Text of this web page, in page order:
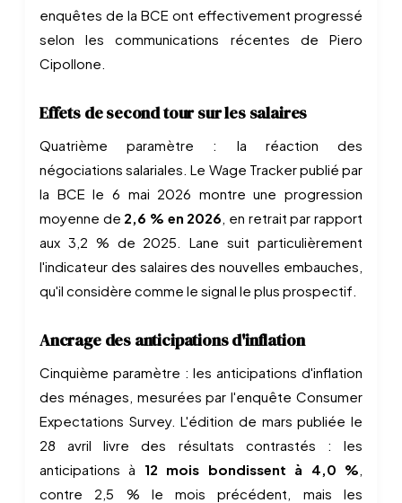
enquêtes de la BCE ont effectivement progressé
selon les communications récentes de Piero
Cipollone.
Effets de second tour sur les salaires
Quatrième paramètre : la réaction des
négociations salariales. Le Wage Tracker publié par
la BCE le 6 mai 2026 montre une progression
moyenne de 2,6 % en 2026, en retrait par rapport
aux 3,2 % de 2025. Lane suit particulièrement
l'indicateur des salaires des nouvelles embauches,
qu'il considère comme le signal le plus prospectif.
Ancrage des anticipations d'inflation
Cinquième paramètre : les anticipations d'inflation
des ménages, mesurées par l'enquête Consumer
Expectations Survey. L'édition de mars publiée le
28 avril livre des résultats contrastés : les
anticipations à 12 mois bondissent à 4,0 %,
contre 2,5 % le mois précédent, mais les